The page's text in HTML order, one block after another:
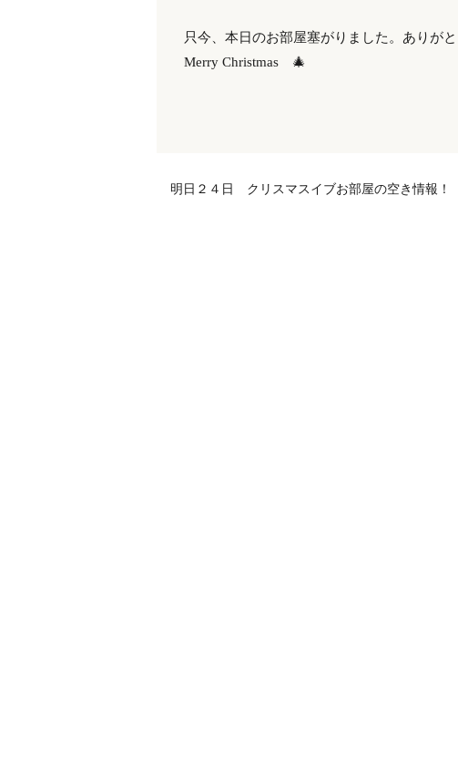
只今、本日のお部屋塞がりました。ありが
Merry Christmas 🎄
明日２４日 クリスマスイブお部屋の空き情報！